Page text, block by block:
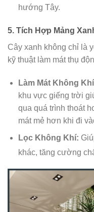
hướng Tây.
5. Tích Hợp Mảng
Cây xanh không chỉ là
kỹ thuật làm mát thụ
Làm Mát Không
khu vực giếng trời
qua quá trình thoát
mát mẻ hơn khi đi
Lọc Không Khí:
khác, tăng cường